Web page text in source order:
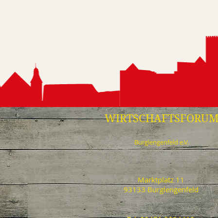
Burglengenfeld e.V.
Marktplatz 11
93133 Burglengenfeld